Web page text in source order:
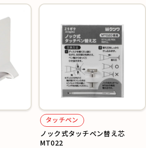
タッチペン
ノック式タッチペン替え芯
MT022